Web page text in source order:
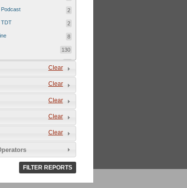
Podcast 2
TDT 2
8
130
46
41
1
medio 179
Sector 5
lucro
9
Clear
Clear
Clear
Clear
Clear
FILTER REPORTS